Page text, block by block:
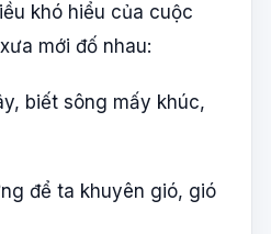
khó hiểu của cuộc
mới đố nhau:
biết sông mấy khúc,
để ta khuyên gió, gió